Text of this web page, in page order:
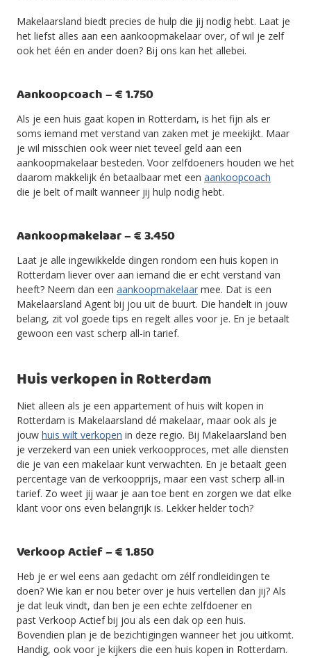
Makelaarsland biedt precies de hulp die jij nodig hebt. Laat je
het liefst alles aan een aankoopmakelaar over, of wil je zelf
ook het één en ander doen? Bij ons kan het allebei.
Aankoopcoach – € 1.750
Als je een huis gaat kopen in Rotterdam, is het fijn als er
soms iemand met verstand van zaken met je meekijkt. Maar
je wil misschien ook weer niet teveel geld aan een
aankoopmakelaar besteden. Voor zelfdoeners houden we het
daarom makkelijk én betaalbaar met een aankoopcoach
die je belt of mailt wanneer jij hulp nodig hebt.
Aankoopmakelaar – € 3.450
Laat je alle ingewikkelde dingen rondom een huis kopen in
Rotterdam liever over aan iemand die er echt verstand van
heeft? Neem dan een aankoopmakelaar mee. Dat is een
Makelaarsland Agent bij jou uit de buurt. Die handelt in jouw
belang, zit vol goede tips en regelt alles voor je. En je betaalt
gewoon een vast scherp all-in tarief.
Huis verkopen in Rotterdam
Niet alleen als je een appartement of huis wilt kopen in
Rotterdam is Makelaarsland dé makelaar, maar ook als je
jouw huis wilt verkopen in deze regio. Bij Makelaarsland ben
je verzekerd van een uniek verkoopproces, met alle diensten
die je van een makelaar kunt verwachten. En je betaalt geen
percentage van de verkoopprijs, maar een vast scherp all-in
tarief. Zo weet jij waar je aan toe bent en zorgen we dat elke
klant voor ons even belangrijk is. Lekker helder toch?
Verkoop Actief – € 1.850
Heb je er wel eens aan gedacht om zélf rondleidingen te
doen? Wie kan er nou beter over je huis vertellen dan jij? Als
je dat leuk vindt, dan ben je een echte zelfdoener en
past Verkoop Actief bij jou als een dak op een huis.
Bovendien plan je de bezichtigingen wanneer het jou uitkomt.
Handig, ook voor je kijkers die een huis kopen in Rotterdam.